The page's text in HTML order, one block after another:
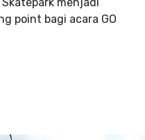
point bagi acara GO